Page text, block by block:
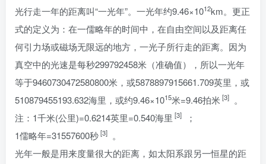
光行走一年的距离叫“一光年”。一光年约9.46×1012km。更正
式的定义为：在一儒略年的时间中，在自由空间以及距离任
何引力场或磁场无限远的地方，一光子所行走的距离。因为
真空中的光速是每秒299792458米（准确值），所以一光年
等于9460730472580800米，或5878897915661.709英里，或
510879455193.632海里，或约9.46×1015米=9.46拍米[3]
。
注：1千米(公里)=0.6214英里=0.540海里 [3]
；
1儒略年=31557600秒[3]
。
光年一般是用来度量很大的距离，如太阳系跟另一恒星的距